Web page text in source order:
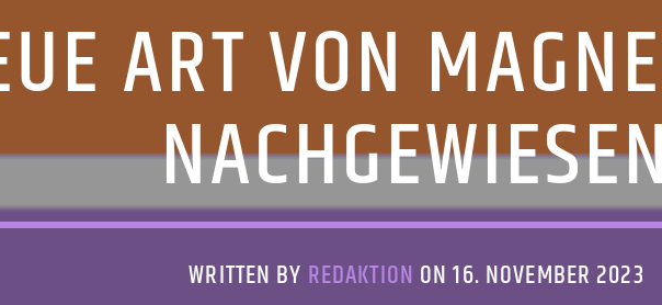
ART VON
WRITTEN BY REDAKTION ON 16. NOVEMBER 2023